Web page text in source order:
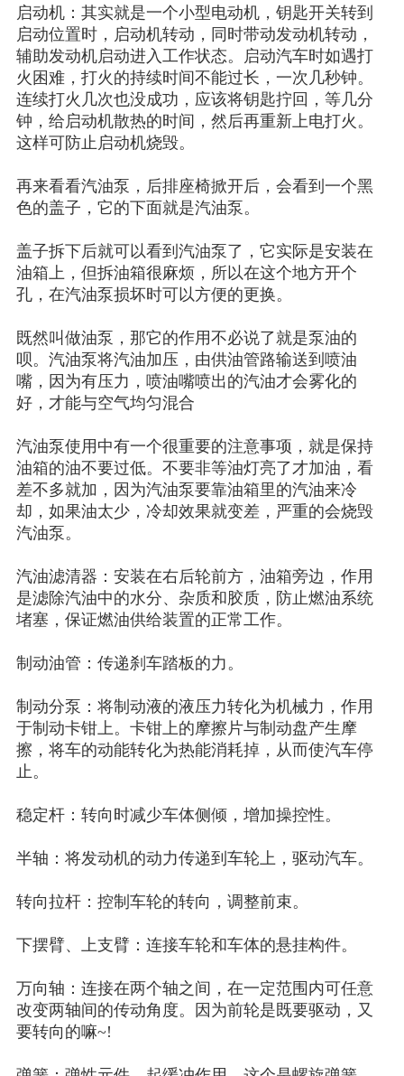
启动机：其实就是一个小型电动机，钥匙开关转到
启动位置时，启动机转动，同时带动发动机转动，
辅助发动机启动进入工作状态。启动汽车时如遇打
火困难，打火的持续时间不能过长，一次几秒钟。
连续打火几次也没成功，应该将钥匙拧回，等几分
钟，给启动机散热的时间，然后再重新上电打火。
这样可防止启动机烧毁。
再来看看汽油泵，后排座椅掀开后，会看到一个黑
色的盖子，它的下面就是汽油泵。
盖子拆下后就可以看到汽油泵了，它实际是安装在
油箱上，但拆油箱很麻烦，所以在这个地方开个
孔，在汽油泵损坏时可以方便的更换。
既然叫做油泵，那它的作用不必说了就是泵油的
呗。汽油泵将汽油加压，由供油管路输送到喷油
嘴，因为有压力，喷油嘴喷出的汽油才会雾化的
好，才能与空气均匀混合
汽油泵使用中有一个很重要的注意事项，就是保持
油箱的油不要过低。不要非等油灯亮了才加油，看
差不多就加，因为汽油泵要靠油箱里的汽油来冷
却，如果油太少，冷却效果就变差，严重的会烧毁
汽油泵。
汽油滤清器：安装在右后轮前方，油箱旁边，作用
是滤除汽油中的水分、杂质和胶质，防止燃油系统
堵塞，保证燃油供给装置的正常工作。
制动油管：传递刹车踏板的力。
制动分泵：将制动液的液压力转化为机械力，作用
于制动卡钳上。卡钳上的摩擦片与制动盘产生摩
擦，将车的动能转化为热能消耗掉，从而使汽车停
止。
稳定杆：转向时减少车体侧倾，增加操控性。
半轴：将发动机的动力传递到车轮上，驱动汽车。
转向拉杆：控制车轮的转向，调整前束。
下摆臂、上支臂：连接车轮和车体的悬挂构件。
万向轴：连接在两个轴之间，在一定范围内可任意
改变两轴间的传动角度。因为前轮是既要驱动，又
要转向的嘛~!